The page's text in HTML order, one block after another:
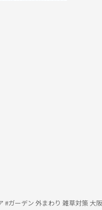
#ガーデン 外まわり 雑草対策 大